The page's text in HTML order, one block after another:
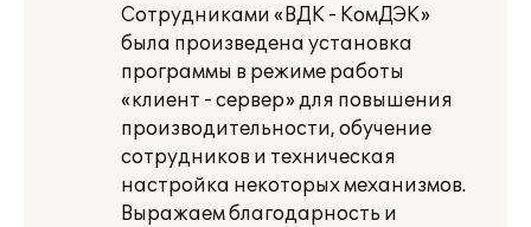
Сотрудниками «ВДК - КомДЭК»
была произведена установка
программы в режиме работы
«клиент - сервер» для повышения
производительности, обучение
сотрудников и техническая
настройка некоторых механизмов.
Выражаем благодарность и